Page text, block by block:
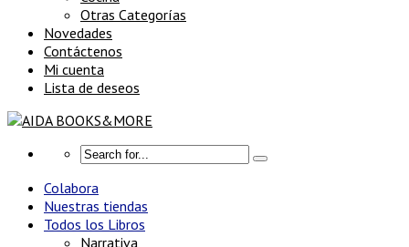
Otras Categorías
Novedades
Contáctenos
Mi cuenta
Lista de deseos
Colabora
Nuestras tiendas
Todos los Libros
Narrativa